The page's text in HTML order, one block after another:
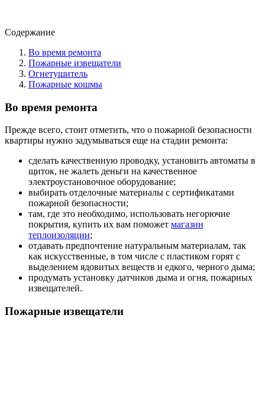
Содержание
Во время ремонта
Пожарные извещатели
Огнетушитель
Пожарные кошмы
Во время ремонта
Прежде всего, стоит отметить, что о пожарной безопасности
квартиры нужно задумываться еще на стадии ремонта:
сделать качественную проводку, установить автоматы в
щиток, не жалеть деньги на качественное
электроустановочное оборудование;
выбирать отделочные материалы с сертификатами
пожарной безопасности;
там, где это необходимо, использовать негорючие
покрытия, купить их вам поможет магазин
теплоизоляции;
отдавать предпочтение натуральным материалам, так
как искусственные, в том числе с пластиком горят с
выделением ядовитых веществ и едкого, черного дыма;
продумать установку датчиков дыма и огня, пожарных
извещателей.
Пожарные извещатели